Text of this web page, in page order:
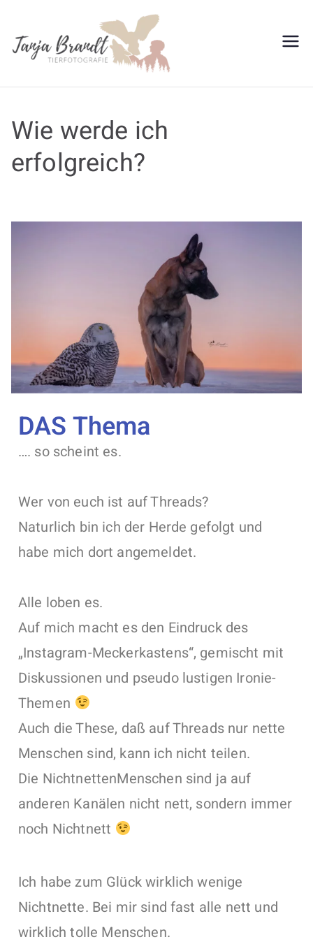
Wie werde ich
erfolgreich?
DAS Thema
…. so scheint es.
Wer von euch ist auf Threads?
Naturlich bin ich der Herde gefolgt und
habe mich dort angemeldet.
Alle loben es.
Auf mich macht es den Eindruck des
„Instagram-Meckerkastens“, gemischt mit
Diskussionen und pseudo lustigen Ironie-
Themen
Auch die These, daß auf Threads nur nette
Menschen sind, kann ich nicht teilen.
Die NichtnettenMenschen sind ja auf
anderen Kanälen nicht nett, sondern immer
noch Nichtnett
Ich habe zum Glück wirklich wenige
Nichtnette. Bei mir sind fast alle nett und
wirklich tolle Menschen.